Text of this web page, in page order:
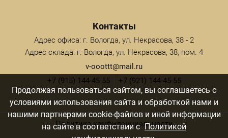
Контакты
Адрес офиса: г. Вологда, ул. Некрасова, 38 - 2
Адрес склада: г. Вологда, ул. Некрасова, 38, пом. 4
v-ooottt@mail.ru
+7 (915) 144-45-55
+7 (921) 144-45-55
Политика конфиденциальности
Продолжая пользоваться сайтом, вы соглашаетесь с
условиями использования сайта и обработкой нами и
нашими партнерами cookie-файлов и иной информации
на сайте в соответствии с Политикой